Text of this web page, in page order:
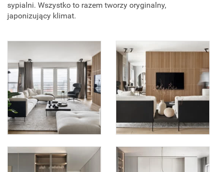
sypialni. Wszystko to razem tworzy oryginalny,
japonizujący klimat.